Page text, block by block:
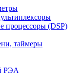
процессоры (DSP)
таймеры
РЭА